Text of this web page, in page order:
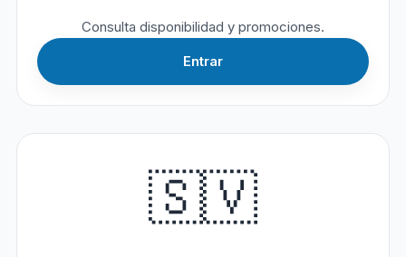
Consulta disponibilidad y promociones.
Entrar
🇸🇻